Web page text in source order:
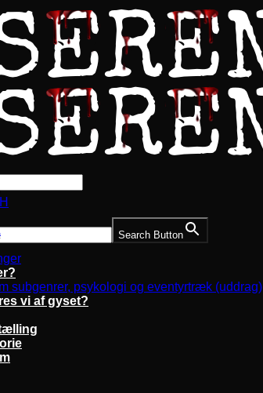
Search Button
subgenrer, psykologi og eventyrtræk (uddrag)
vi af gyset?